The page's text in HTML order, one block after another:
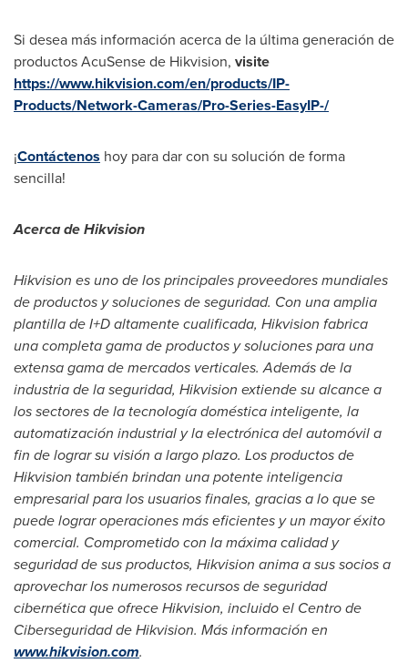
Si desea más información acerca de la última generación de
productos AcuSense de Hikvision, visite
https://www.hikvision.com/en/products/IP-
Products/Network-Cameras/Pro-Series-EasyIP-/
¡Contáctenos hoy para dar con su solución de forma
sencilla!
Acerca de Hikvision
Hikvision es uno de los principales proveedores mundiales
de productos y soluciones de seguridad. Con una amplia
plantilla de I+D altamente cualificada, Hikvision fabrica
una completa gama de productos y soluciones para una
extensa gama de mercados verticales. Además de la
industria de la seguridad, Hikvision extiende su alcance a
los sectores de la tecnología doméstica inteligente, la
automatización industrial y la electrónica del automóvil a
fin de lograr su visión a largo plazo. Los productos de
Hikvision también brindan una potente inteligencia
empresarial para los usuarios finales, gracias a lo que se
puede lograr operaciones más eficientes y un mayor éxito
comercial. Comprometido con la máxima calidad y
seguridad de sus productos, Hikvision anima a sus socios a
aprovechar los numerosos recursos de seguridad
cibernética que ofrece Hikvision, incluido el Centro de
Ciberseguridad de Hikvision. Más información en
www.hikvision.com.